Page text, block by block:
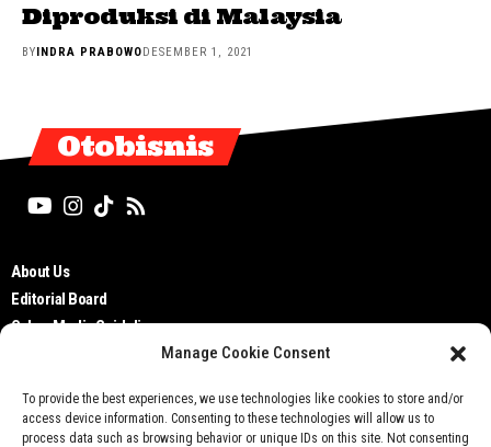
Manage Cookie Consent
To provide the best experiences, we use technologies like cookies to store and/or
access device information. Consenting to these technologies will allow us to
process data such as browsing behavior or unique IDs on this site. Not consenting
Diproduksi di Malaysia
BYINDRA PRABOWODESEMBER 1, 2021
Otobisnis
About Us
Editorial Board
Cyber Media Guidelines
Privacy Policy
Contact Us